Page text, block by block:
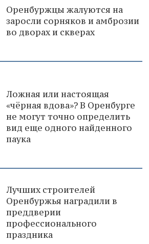
Оренбуржцы жалуются на
заросли сорняков и амброзии
во дворах и скверах
Ложная или настоящая
«чёрная вдова»? В Оренбурге
не могут точно определить
вид еще одного найденного
паука
Лучших строителей
Оренбуржья наградили в
преддверии
профессионального
праздника